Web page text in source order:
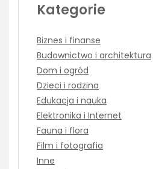
Kategorie
Biznes i finanse
Budownictwo i architektura
Dom i ogród
Dzieci i rodzina
Edukacja i nauka
Elektronika i Internet
Fauna i flora
Film i fotografia
Inne